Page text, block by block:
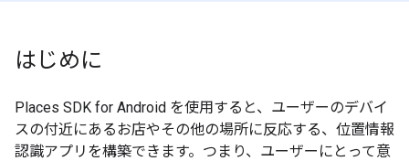
はじめに
Places SDK for Android を使用すると、ユーザーのデバイ
スの付近にあるお店やその他の場所に反応する、位置情報
認識アプリを構築できます。つまり、ユーザーにとって意